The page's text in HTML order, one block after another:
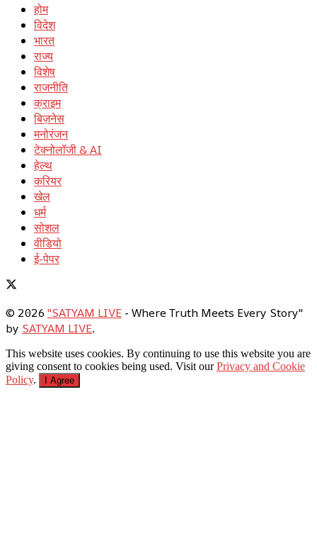
होम
विदेश
भारत
राज्य
विशेष
राजनीति
क्राइम
बिज़नेस
मनोरंजन
टेक्नोलॉजी & AI
हेल्थ
करियर
खेल
धर्म
सोशल
वीडियो
ई-पेपर
© 2026 "SATYAM LIVE - Where Truth Meets Every Story"
by SATYAM LIVE.
This website uses cookies. By continuing to use this website you are
giving consent to cookies being used. Visit ourPrivacy and Cookie
Policy. I Agree